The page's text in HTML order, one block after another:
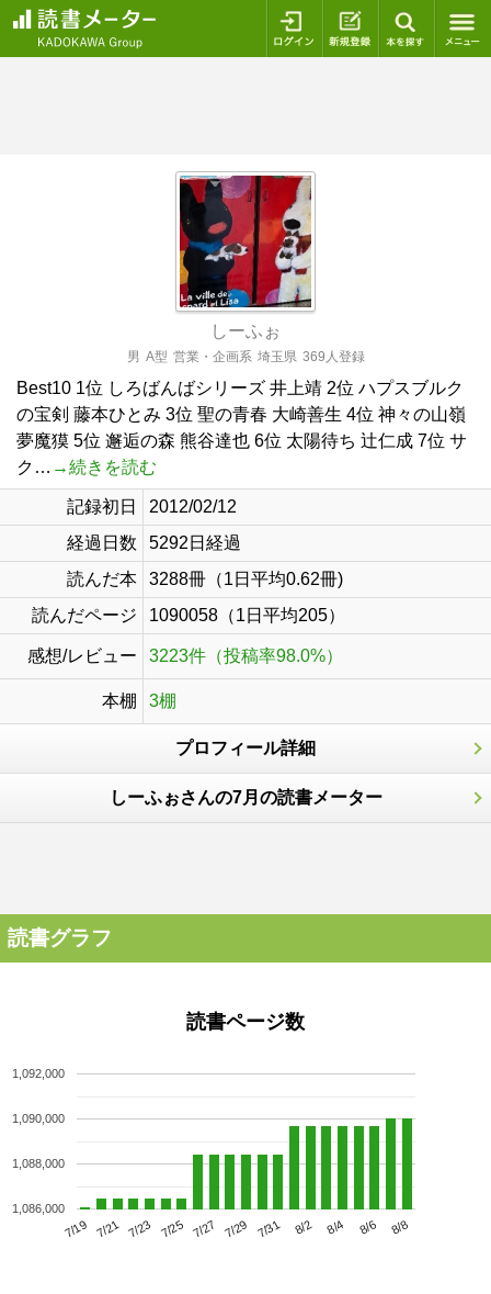
ログイン 新規登録
しーふぉ
男 A型 営業・企画系 埼玉県 369人登録
Best10 1位 しろばんばシリーズ 井上靖 2位 ハプスブルク
の宝剣 藤本ひとみ 3位 聖の青春 大崎善生 4位 神々の山嶺
夢魔獏 5位 邂逅の森 熊谷達也 6位 太陽待ち 辻仁成 7位 サ
ク… →続きを読む
記録初日
2012/02/12
経過日数
5292日経過
読んだ本
3288冊（1日平均0.62冊)
読んだページ
1090058（1日平均205）
感想/レビュー 3223件（投稿率98.0%）
本棚 3棚
プロフィール詳細
しーふぉさんの7月の読書メーター
読書グラフ
読書ページ数
7/19 7/21 7/23 7/25 7/27 7/29 7/31 8/2 8/4 8/6 8/8
1,086,000
1,088,000
1,090,000
1,092,000